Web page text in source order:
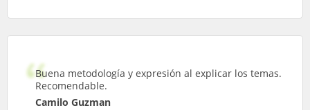
Buena metodología y expresión al explicar los temas.
Recomendable.
Camilo Guzman